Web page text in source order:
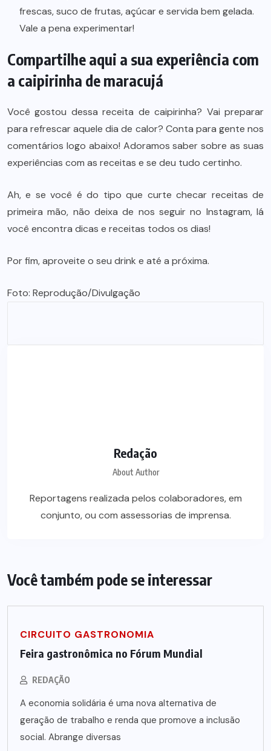
frescas, suco de frutas, açúcar e servida bem gelada.
Vale a pena experimentar!
Compartilhe aqui a sua experiência com
a caipirinha de maracujá
Você gostou dessa receita de caipirinha? Vai preparar
para refrescar aquele dia de calor? Conta para gente nos
comentários logo abaixo! Adoramos saber sobre as suas
experiências com as receitas e se deu tudo certinho.
Ah, e se você é do tipo que curte checar receitas de
primeira mão, não deixa de nos seguir no Instagram, lá
você encontra dicas e receitas todos os dias!
Por fim, aproveite o seu drink e até a próxima.
Foto: Reprodução/Divulgação
Redação
About Author
Reportagens realizada pelos colaboradores, em
conjunto, ou com assessorias de imprensa.
Você também pode se interessar
CIRCUITO GASTRONOMIA
Feira gastronômica no Fórum Mundial
REDAÇÃO
A economia solidária é uma nova alternativa de
geração de trabalho e renda que promove a inclusão
social. Abrange diversas